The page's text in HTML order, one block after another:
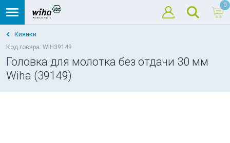
0
Киянки
Код товара: WIH39149
Головка для молотка без отдачи 30 мм
Wiha (39149)